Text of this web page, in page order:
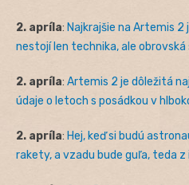
2. apríla: Najkrajšie na Artemis
nestojí len technika, ale obrovská
2. apríla: Artemis 2 je dôležitá
údaje o letoch s posádkou v
2. apríla: Hej, keď si budú
rakety, a vzadu bude guľa, teda z